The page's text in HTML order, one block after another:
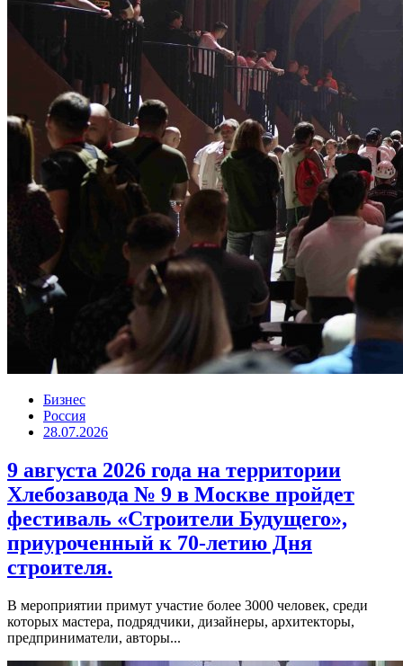
Бизнес
Россия
28.07.2026
9 августа 2026 года на территории
Хлебозавода № 9 в Москве пройдет
фестиваль «Строители Будущего»,
приуроченный к 70-летию Дня
строителя.
В мероприятии примут участие более 3000 человек, среди
которых мастера, подрядчики, дизайнеры, архитекторы,
предприниматели, авторы...